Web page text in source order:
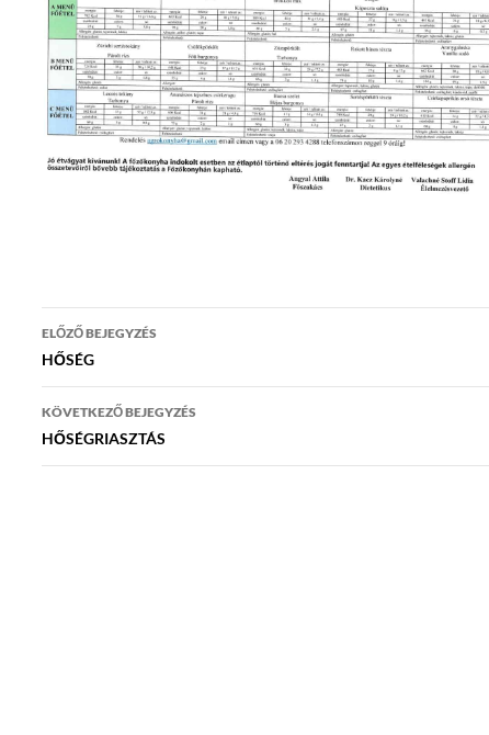
Bejegyzés
navigáció
ELŐZŐ BEJEGYZÉS
HŐSÉG
KÖVETKEZŐ BEJEGYZÉS
HŐSÉGRIASZTÁS